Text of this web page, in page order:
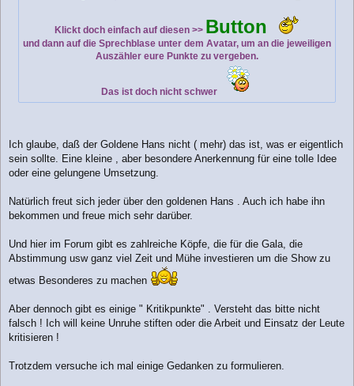
Klickt doch einfach auf diesen >> Button
und dann auf die Sprechblase unter dem Avatar, um an die jeweiligen
Auszähler eure Punkte zu vergeben.
Das ist doch nicht schwer
Ich glaube, daß der Goldene Hans nicht ( mehr) das ist, was er eigentlich
sein sollte. Eine kleine , aber besondere Anerkennung für eine tolle Idee
oder eine gelungene Umsetzung.
Natürlich freut sich jeder über den goldenen Hans . Auch ich habe ihn
bekommen und freue mich sehr darüber.
Und hier im Forum gibt es zahlreiche Köpfe, die für die Gala, die
Abstimmung usw ganz viel Zeit und Mühe investieren um die Show zu
etwas Besonderes zu machen
Aber dennoch gibt es einige " Kritikpunkte" . Versteht das bitte nicht
falsch ! Ich will keine Unruhe stiften oder die Arbeit und Einsatz der Leute
kritisieren !
Trotzdem versuche ich mal einige Gedanken zu formulieren.